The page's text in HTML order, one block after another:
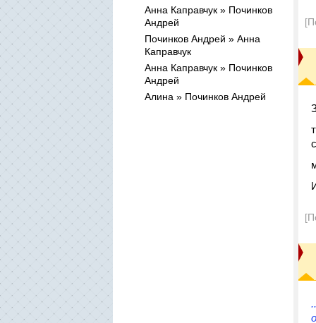
Анна Каправчук » Починков
Андрей
Починков Андрей » Анна
Каправчук
Анна Каправчук » Починков
Андрей
Алина » Починков Андрей